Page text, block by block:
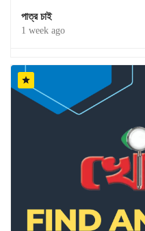
পাত্র চাই
1 week ago